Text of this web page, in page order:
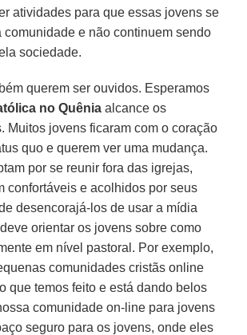
atividades para que essas jovens se
comunidade e não continuem sendo
sociedade.
querem ser ouvidos. Esperamos
no Quênia alcance os
Muitos jovens ficaram com o coração
quo e querem ver uma mudança.
por se reunir fora das igrejas,
confortáveis ​​e acolhidos por seus
desencorajá-los de usar a mídia
orientar os jovens sobre como
em nível pastoral. Por exemplo,
comunidades cristãs online
que temos feito e está dando belos
comunidade on-line para jovens
seguro para os jovens, onde eles